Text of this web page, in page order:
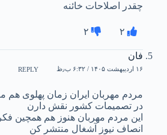
چقدر اصلاحات خائنه
۲ ۲
فان
۱۶ اردیبهشت ۱۴۰۵ / ۶:۳۲ ب٫ظ REPLY
مردم مهربان ایران زمان پهلوی هم
در تصمیمات کشور نقش دارن
این مردم مهربان هنوز هم همچین
انصاف نیوز آشغال منتشر کن